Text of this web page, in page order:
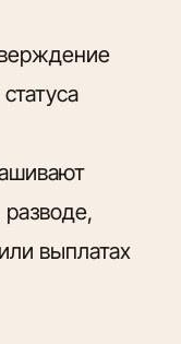
выплатах